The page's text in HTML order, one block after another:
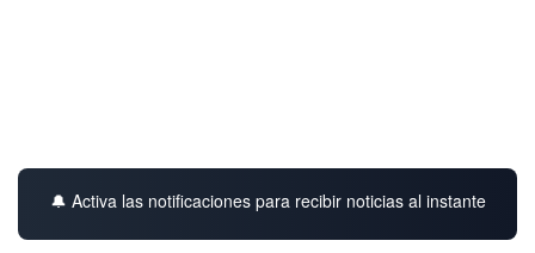
🔔 Activa las notificaciones para recibir noticias al instante